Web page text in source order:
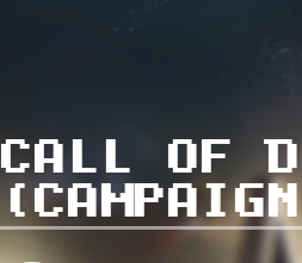
CALL OF